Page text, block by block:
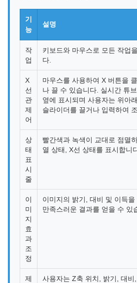
기
능
설명
작
업
키보드와 마우스로 모든 작업
다.
X
선
관
제
어
마우스를 사용하여 X 버튼을
나 끌 수 있습니다. 실시간 튜
옆에 표시되며 사용자는 위아
슬라이더를 끌거나 입력하여
상
태
표
시
줄
빨간색과 녹색이 교대로 점멸
열 상태, X선 상태를 표시합니
이
미
지
효
과
조
정
이미지의 밝기, 대비 및 이득
만족스러운 결과를 얻을 수 있
제
사용자는 Z축 위치, 밝기, 대비